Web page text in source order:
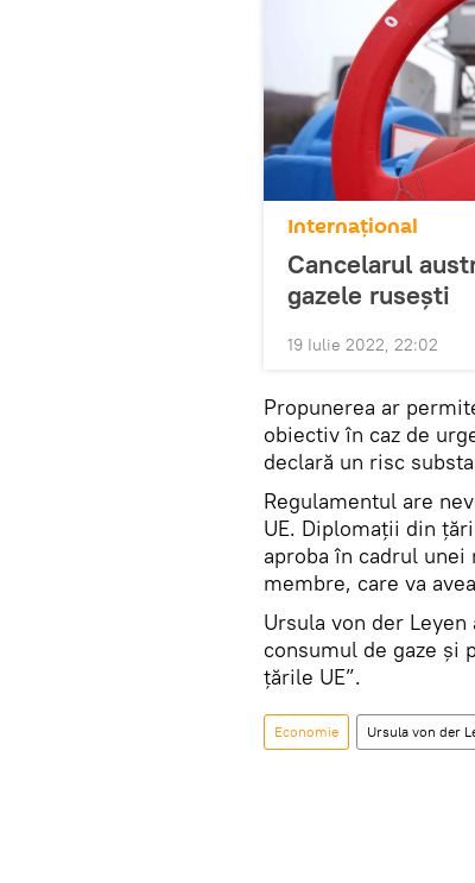
Internaţional
Cancelarul
gazele rusești
19 Iulie 2022, 22:02
Propunerea ar
obiectiv în caz de
declară un risc
Regulamentul are
UE. Diplomații din
aproba în cadrul
membre, care va
Ursula von der
consumul de gaze și
țările UE”.
Economie Ursula von der